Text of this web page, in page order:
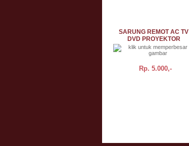
SARUNG REMOT AC TV
DVD PROYEKTOR
Rp. 5.000,-